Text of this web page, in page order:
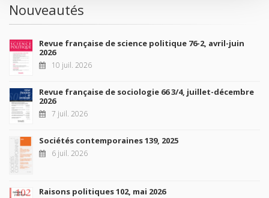
Nouveautés
Revue française de science politique 76-2, avril-juin
2026
10 juil. 2026
Revue française de sociologie 66 3/4, juillet-décembre
2026
7 juil. 2026
Sociétés contemporaines 139, 2025
6 juil. 2026
Raisons politiques 102, mai 2026